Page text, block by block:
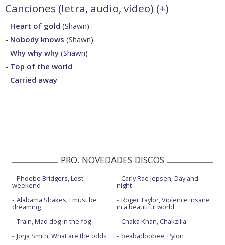
Canciones (letra, audio, vídeo) (+)
- Heart of gold (Shawn)
- Nobody knows (Shawn)
- Why why why (Shawn)
- Top of the world
- Carried away
PRO. NOVEDADES DISCOS
Phoebe Bridgers, Lost
weekend
Alabama Shakes, I must be
dreaming
Train, Mad dog in the fog
Jorja Smith, What are the odds
Carly Rae Jepsen, Day and
night
Roger Taylor, Violence insane
in a beautiful world
Chaka Khan, Chakzilla
beabadoobee, Pylon